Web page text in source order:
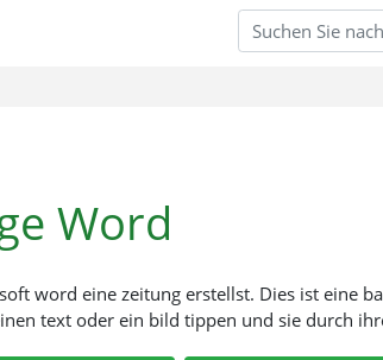
Word
word eine zeitung erstellst. Dies ist eine
text oder ein bild tippen und sie durch